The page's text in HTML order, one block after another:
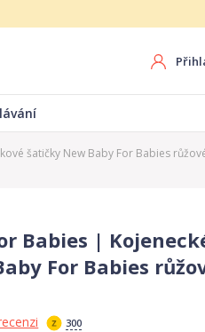
šatičky New Baby For Babies
Babies |
For Babies
300